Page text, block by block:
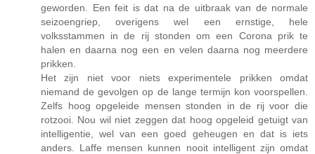
geworden. Een feit is dat na de uitbraak van de normale
seizoengriep, overigens wel een ernstige, hele
volksstammen in de rij stonden om een Corona prik te
halen en daarna nog een en velen daarna nog meerdere
prikken.
Het zijn niet voor niets experimentele prikken omdat
niemand de gevolgen op de lange termijn kon voorspellen.
Zelfs hoog opgeleide mensen stonden in de rij voor die
rotzooi. Nou wil niet zeggen dat hoog opgeleid getuigt van
intelligentie, wel van een goed geheugen en dat is iets
anders. Laffe mensen kunnen nooit intelligent zijn omdat